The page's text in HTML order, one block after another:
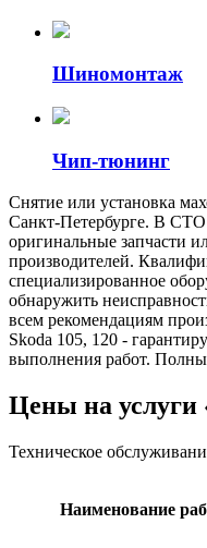
Шиномонтаж
Чип-тюнинг
Снятие или установка
Санкт-Петербурге. В
оригинальные запчасти
производителей.
специализированное
обнаружить
всем рекомендациям
Skoda 105, 120 -
выполнения работ.
Цены на
Техническое
Наименование